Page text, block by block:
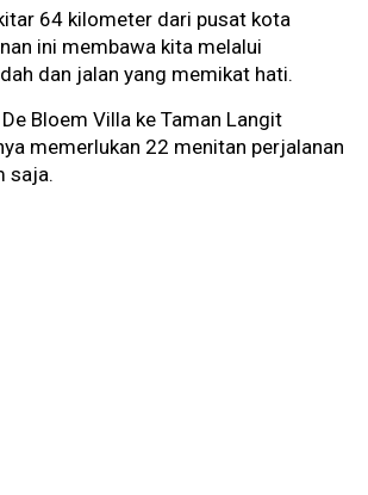
64 kilometer dari pusat kota
ini membawa kita melalui
dan jalan yang memikat hati.
Bloem Villa ke Taman Langit
memerlukan 22 menitan perjalanan
saja.